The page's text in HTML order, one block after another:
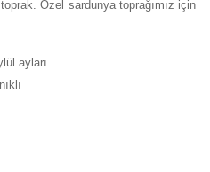
Özel sardunya toprağımız için
ayları.